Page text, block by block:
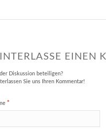
EINEN
Diskussion beteiligen?
Sie uns Ihren Kommentar!
*